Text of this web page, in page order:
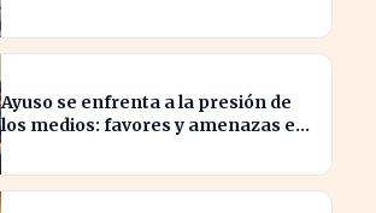
Ayuso se enfrenta a la presión de
los medios: favores y amenazas en